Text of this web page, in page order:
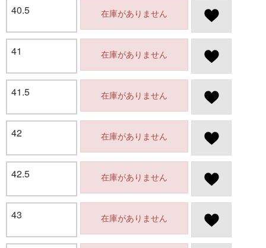
40.5 在庫がありません
41 在庫がありません
41.5 在庫がありません
42 在庫がありません
42.5 在庫がありません
43 在庫がありません